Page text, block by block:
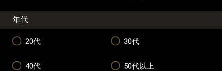
年代
20代 30代
40代 50代以上